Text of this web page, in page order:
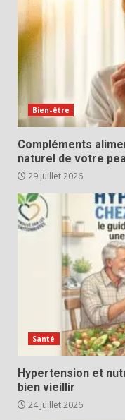
Bien-être
Compléments
naturel de votre
29 juillet 2026
Santé
Hypertension et
bien vieillir
24 juillet 2026